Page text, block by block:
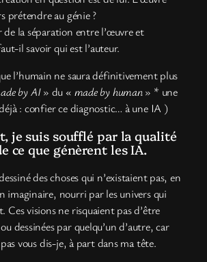
prétendre au génie ?
la séparation entre l’œuvre et
il savoir qui est l’auteur.
l’humain ne saura définitivement plus
by AI» du « made by human» * une
: confier ce diagnostic… à une IA )
je suis soufflé par la qualité
ce que génèrent les IA.
des choses qui n’existaient pas, en
imaginaire, nourri par les univers qui
Ces visions ne risquaient pas d’être
dessinées par quelqu’un d’autre, car
vous dis-je, à part dans ma tête.